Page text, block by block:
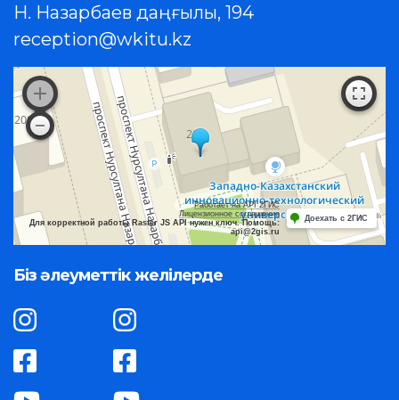
Н. Назарбаев даңғылы, 194
reception@wkitu.kz
Работает на API 2ГИС
Лицензионное соглашение
Для корректной работы Raster JS API нужен ключ. Помощь:
api@2gis.ru
Доехать с 2ГИС
Біз әлеуметтік желілерде